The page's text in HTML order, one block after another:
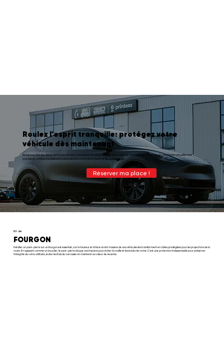
Roulez l'esprit tranquille: protégez votre
véhicule dès maintenant
Ne laissez plus les débris de la route saboter l'apparence de votre véhicule. Notre pellicule de protection (PPF) haut de gamme est virtuellement
invisible et protège durablement votre peinture contre les impacts et les égratignures.
Réserver ma place !
Kit de
FOURGON
Installer un pare-pierre sur un fourgon est essentiel, car la hauteur et la face avant massive de ces véhicules les transforment en cibles privilégiées pour les projections de la
route. En agissant comme un bouclier, le pare-pierre bloque ces impacts pour éviter la rouille et les éclats de roche. C'est une protection indispensable pour préserver
l'intégrité de votre utilitaire, éviter les frais de carrossier et maintenir sa valeur de revente.